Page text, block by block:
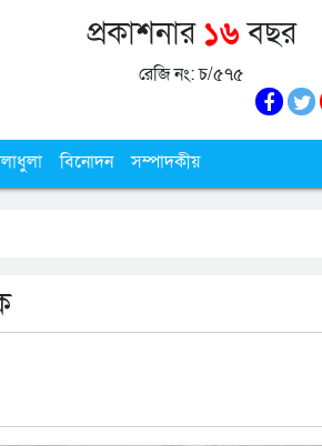
প্রকাশনার ১৬বছর
রেজি নং: চ/৫৭৫
বিনোদন সম্পাদকীয়